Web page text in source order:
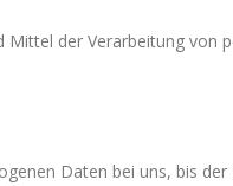
der Verarbeitung von
Daten bei uns, bis